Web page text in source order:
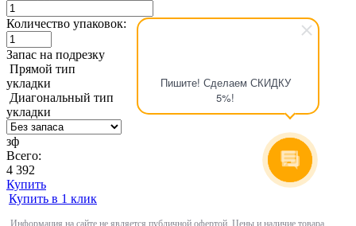
Пишите! Сделаем СКИДКУ
5%!
Количество упаковок:
Запас на подрезку
Прямой тип
укладки
Диагональный тип
укладки
зф
Всего:
4 392
Купить
Купить в 1 клик
Информация на сайте не является публичной офертой. Цены и наличие товара